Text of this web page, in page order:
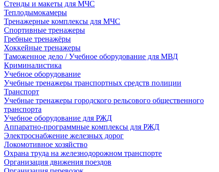
Стенды и макеты для МЧС
Теплодымокамеры
Тренажерные комплексы для МЧС
Спортивные тренажеры
Гребные тренажёры
Хоккейные тренажеры
Таможенное дело / Учебное оборудование для МВД
Криминалистика
Учебное оборудование
Учебные тренажеры транспортных средств полиции
Транспорт
Учебные тренажеры городского рельсового общественного
транспорта
Учебное оборудование для РЖД
Аппаратно-программные комплексы для РЖД
Электроснабжение железных дорог
Локомотивное хозяйство
Охрана труда на железнодорожном транспорте
Организация движения поездов